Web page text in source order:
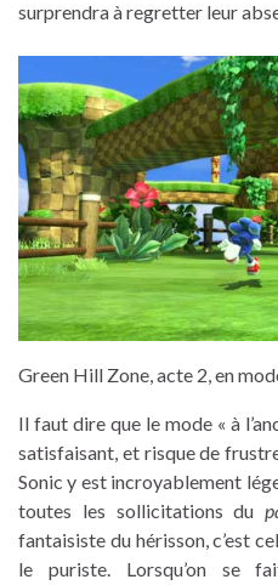
surprendra à regretter leur
Green Hill Zone, acte 2, en
Il faut dire que le mode « à
satisfaisant, et risque de
Sonic y est incroyablement
toutes les sollicitations du
fantaisiste du hérisson, c’est
le puriste. Lorsqu’on se